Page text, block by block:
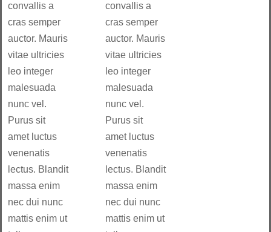
convallis a
cras semper
auctor. Mauris
vitae ultricies
leo integer
malesuada
nunc vel.
Purus sit
amet luctus
venenatis
lectus. Blandit
massa enim
nec dui nunc
mattis enim ut
convallis a
cras semper
auctor. Mauris
vitae ultricies
leo integer
malesuada
nunc vel.
Purus sit
amet luctus
venenatis
lectus. Blandit
massa enim
nec dui nunc
mattis enim ut